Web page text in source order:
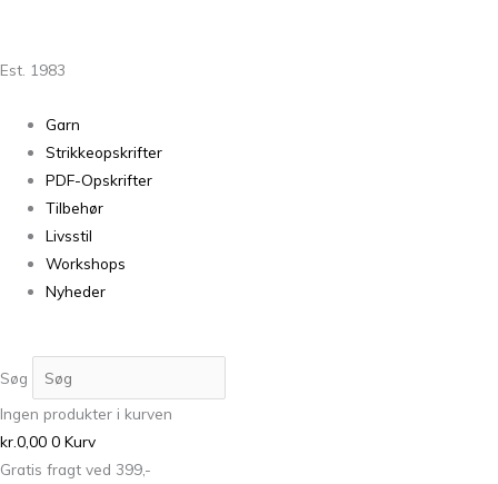
Est. 1983
Garn
Strikkeopskrifter
PDF-Opskrifter
Tilbehør
Livsstil
Workshops
Nyheder
Søg
Ingen produkter i kurven
kr.0,00 0 Kurv
Gratis fragt ved 399,-